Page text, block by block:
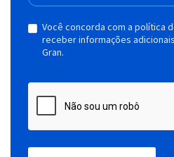
Você concorda com a política
receber informações
Gran.